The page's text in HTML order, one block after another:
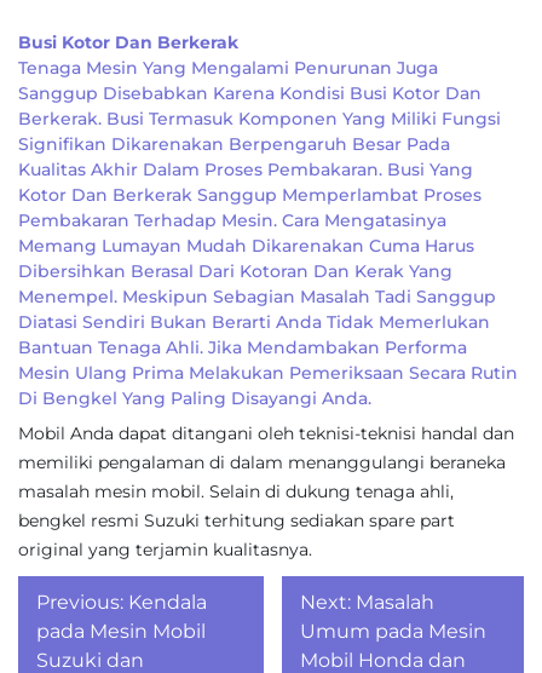
Busi Kotor Dan Berkerak
Tenaga Mesin Yang Mengalami Penurunan Juga
Sanggup Disebabkan Karena Kondisi Busi Kotor Dan
Berkerak. Busi Termasuk Komponen Yang Miliki Fungsi
Signifikan Dikarenakan Berpengaruh Besar Pada
Kualitas Akhir Dalam Proses Pembakaran. Busi Yang
Kotor Dan Berkerak Sanggup Memperlambat Proses
Pembakaran Terhadap Mesin. Cara Mengatasinya
Memang Lumayan Mudah Dikarenakan Cuma Harus
Dibersihkan Berasal Dari Kotoran Dan Kerak Yang
Menempel. Meskipun Sebagian Masalah Tadi Sanggup
Diatasi Sendiri Bukan Berarti Anda Tidak Memerlukan
Bantuan Tenaga Ahli. Jika Mendambakan Performa
Mesin Ulang Prima Melakukan Pemeriksaan Secara Rutin
Di Bengkel Yang Paling Disayangi Anda.
Mobil Anda dapat ditangani oleh teknisi-teknisi handal dan
memiliki pengalaman di dalam menanggulangi beraneka
masalah mesin mobil. Selain di dukung tenaga ahli,
bengkel resmi Suzuki terhitung sediakan spare part
original yang terjamin kualitasnya.
Post
navigation
Previous: Kendala
pada Mesin Mobil
Suzuki dan
Next: Masalah
Umum pada Mesin
Mobil Honda dan